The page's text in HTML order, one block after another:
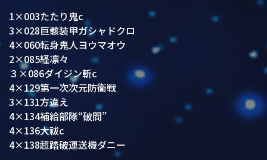
1×003たたり鬼c
3×028巨骸装甲ガシャドクロ
4×060転身鬼人ヨウマオウ
2×085経凛々
３×086ダイジン斬c
4×129第一次次元防衛戦
3×131方違え
4×134補給部隊“破間”
4×136大祓c
4×138超踏破運送機ダニー